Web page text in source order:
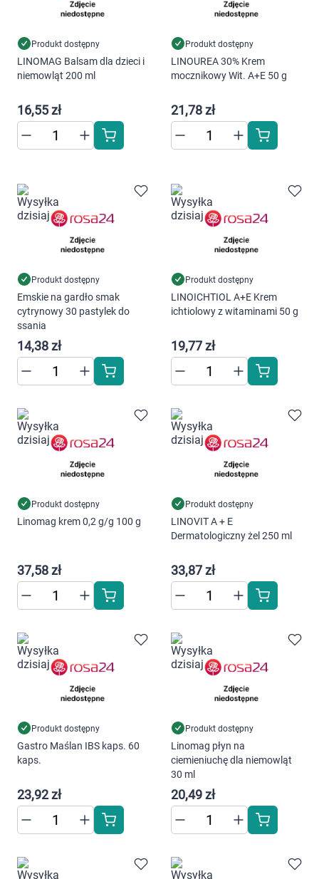
Korzystamy z plików cookies w celu
dostosowania zawartości serwisu do Twoich
polityce prywatności
Produkt dostępny
LINOMAG Balsam dla dzieci i
niemowląt 200 ml
16,55 zł
Produkt dostępny
LINOUREA 30% Krem
mocznikowy Wit. A+E 50 g
21,78 zł
Produkt dostępny
Emskie na gardło smak
cytrynowy 30 pastylek do
ssania
14,38 zł
Produkt dostępny
LINOICHTIOL A+E Krem
ichtiolowy z witaminami 50 g
19,77 zł
Produkt dostępny
Linomag krem 0,2 g/g 100 g
37,58 zł
Produkt dostępny
LINOVIT A + E
Dermatologiczny żel 250 ml
33,87 zł
Produkt dostępny
Gastro Maślan IBS kaps. 60
kaps.
23,92 zł
Produkt dostępny
Linomag płyn na
ciemieniuchę dla niemowląt
30 ml
20,49 zł